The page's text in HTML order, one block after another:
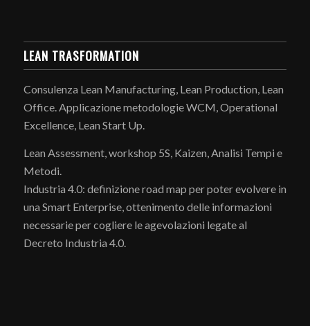
LEAN TRASFORMATION
Consulenza Lean Manufacturing, Lean Production, Lean
Office. Applicazione metodologie WCM, Operational
Excellence, Lean Start Up.
Lean Assessment, workshop 5S, Kaizen, Analisi Tempi e
Metodi.
Industria 4.0: definizione road map per poter evolvere in
una Smart Enterprise, ottenimento delle informazioni
necessarie per cogliere le agevolazioni legate al
Decreto Industria 4.0.